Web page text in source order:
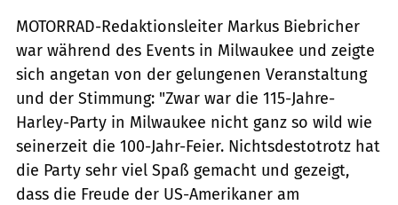
MOTORRAD-Redaktionsleiter Markus Biebricher
war während des Events in Milwaukee und zeigte
sich angetan von der gelungenen Veranstaltung
und der Stimmung: "Zwar war die 115-Jahre-
Harley-Party in Milwaukee nicht ganz so wild wie
seinerzeit die 100-Jahr-Feier. Nichtsdestotrotz hat
die Party sehr viel Spaß gemacht und gezeigt,
dass die Freude der US-Amerikaner am